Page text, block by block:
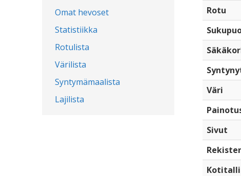
Omat hevoset
Statistiikka
Rotulista
Värilista
Syntymämaalista
Lajilista
Rotu
Väri
Sivut
Kotitalli